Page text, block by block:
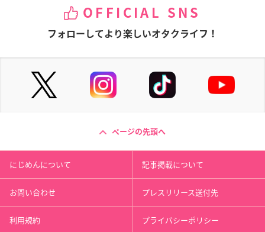
OFFICIAL SNS
フォローしてより楽しいオタクライフ！
ページの先頭へ
にじめんについて 記事掲載について
お問い合わせ プレスリリース送付先
利用規約 プライバシーポリシー